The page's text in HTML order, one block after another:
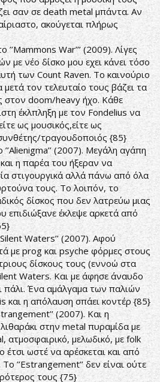
σαν σε death metal μπάντα. Αν
ακούγεται πλήρως
War’’’ (2009). Λίγες
με νέο δίσκο μου εχει κάνει τόσο
των Count Raven. Τo καινούριο
τον τελευταίο τους βάζει τα
στον doom/heavy ήχο. Κάθε
έκλπληξη με τον Fondelius να
ως μουσικός,είτε ως
τραγουδοποιός {85}
(2007). Μεγάλη αγάπη
η παρέα του ήξεραν να
στιγουργικά αλλά πάνω από όλα
τους. Το λοιπόν, το
δίσκος που δεν λατρεύω μιας
επιδιώξανε έκλεψε αρκετά από
Waters’’ (2007). Αφού
με prog και psyche φόρμες στους
δίσκους τους (εννοώ στα
Waters. Και με άφησε άναυδο
πάλι. Ένα αμάλγαμα των παλιών
και η απόλαυση σπάει κοντέρ {85}
(2007). Και η
στην metal πυραμίδα με
ατμοσφαιρικό, μελωδικό, με folk
έτσι ωστέ να αρέσκεται και από
’’Estrangement’’ δεν είναι ούτε
τους {75}